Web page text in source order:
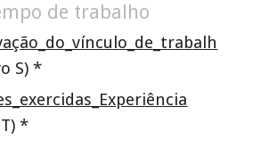
de trabalho
S) *
*